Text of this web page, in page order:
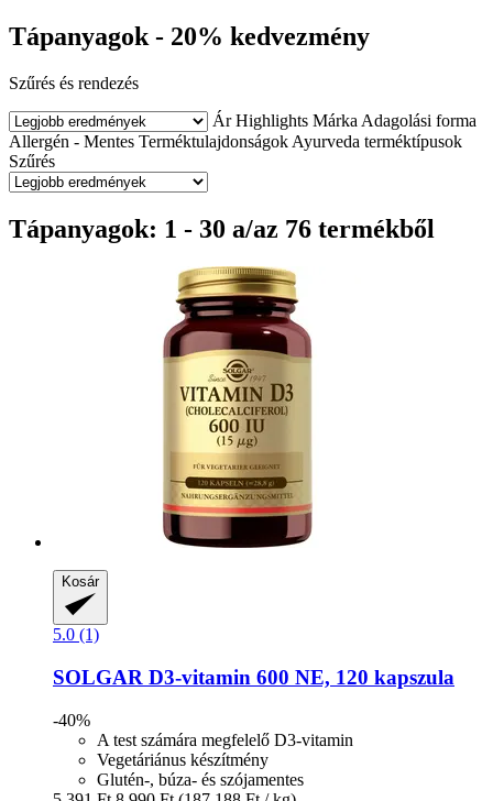
Tápanyagok - 20% kedvezmény
Szűrés és rendezés
Ár Highlights Márka Adagolási forma
Allergén - Mentes Terméktulajdonságok Ayurveda terméktípusok
Szűrés
Tápanyagok: 1 - 30 a/az 76 termékből
Kosár
5.0 (1)
SOLGAR D3-​vitamin 600 NE, 120 kapszula
-40%
A test számára megfelelő D3-vitamin
Vegetáriánus készítmény
Glutén-, búza- és szójamentes